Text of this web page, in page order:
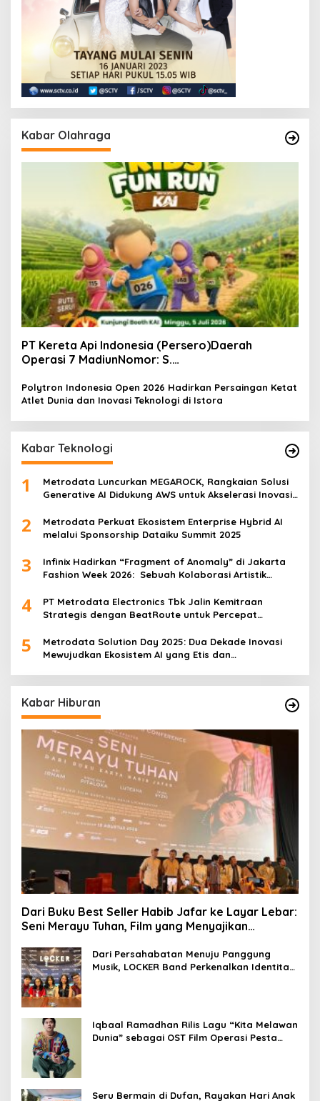
Kabar Olahraga
PT Kereta Api Indonesia (Persero)Daerah
Operasi 7 MadiunNomor: S.
Polytron Indonesia Open 2026 Hadirkan Persaingan Ketat
Atlet Dunia dan Inovasi Teknologi di Istora
Kabar Teknologi
1
Metrodata Luncurkan MEGAROCK, Rangkaian Solusi
Generative AI Didukung AWS untuk Akselerasi Inovasi
2
Metrodata Perkuat Ekosistem Enterprise Hybrid AI
melalui Sponsorship Dataiku Summit 2025
3
Infinix Hadirkan “Fragment of Anomaly” di Jakarta
Fashion Week 2026: Sebuah Kolaborasi Artistik
Eksperimen Robotik ‘R.AT.S’ Lab
4
PT Metrodata Electronics Tbk Jalin Kemitraan
Strategis dengan BeatRoute untuk Percepat
5
Metrodata Solution Day 2025: Dua Dekade Inovasi
Mewujudkan Ekosistem AI yang Etis dan
Kabar Hiburan
Dari Buku Best Seller Habib Jafar ke Layar Lebar:
Seni Merayu Tuhan, Film yang Menyajikan
Dari Persahabatan Menuju Panggung
Musik, LOCKER Band Perkenalkan Identitas
Iqbaal Ramadhan Rilis Lagu “Kita Melawan
Dunia” sebagai OST Film Operasi Pesta
Seru Bermain di Dufan, Rayakan Hari Anak